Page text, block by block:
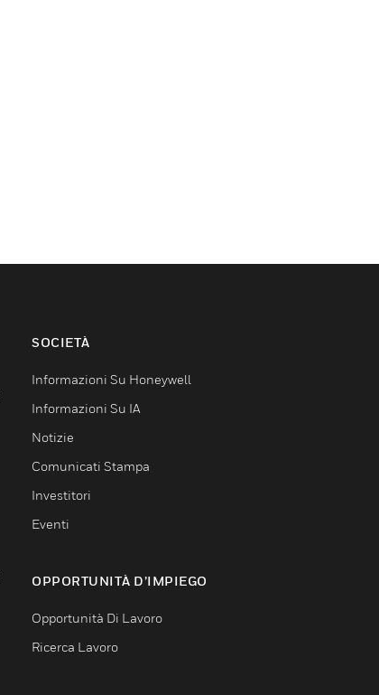
SOCIETÀ
Informazioni Su Honeywell
Informazioni Su IA
Notizie
Comunicati Stampa
Investitori
Eventi
OPPORTUNITÀ D’IMPIEGO
Opportunità Di Lavoro
Ricerca Lavoro